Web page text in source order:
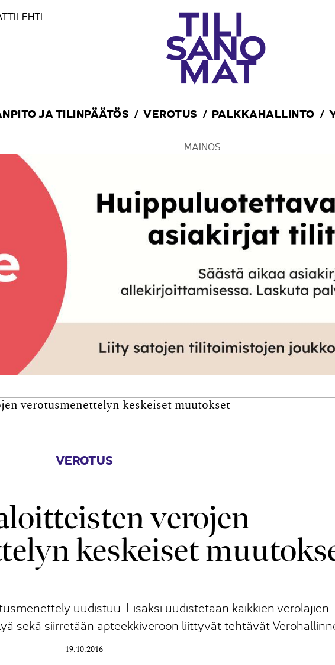
JA TILINPÄÄTÖS VEROTUS PALKKAHALLINTO
MAINOS
verotusmenettelyn keskeiset muutokset
VEROTUS
verojen
keskeiset
uudistuu. Lisäksi uudistetaan kaikkien verolajien
sekä siirretään apteekkiveroon liittyvät tehtävät
19.10.2016